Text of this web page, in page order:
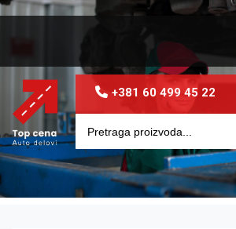
+381 60 499 45 22